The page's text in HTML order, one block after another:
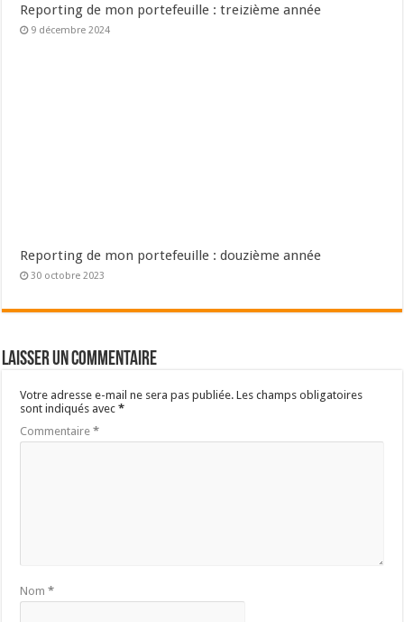
Reporting de mon portefeuille : treizième année
9 décembre 2024
Reporting de mon portefeuille : douzième année
30 octobre 2023
Laisser un commentaire
Votre adresse e-mail ne sera pas publiée. Les champs obligatoires
sont indiqués avec*
Commentaire*
Nom*